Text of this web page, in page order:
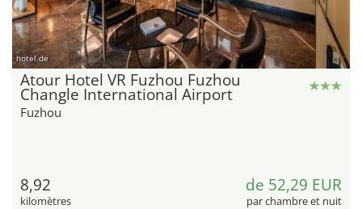
hotel.de
Atour Hotel VR Fuzhou Fuzhou
Changle International Airport
Fuzhou
8,92
kilomètres
de 52,29 EUR
par chambre et nuit